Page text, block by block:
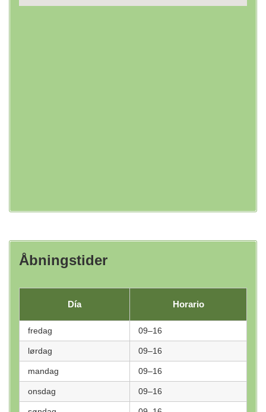
Åbningstider
Día Horario
fredag 09–16
lørdag 09–16
mandag 09–16
onsdag 09–16